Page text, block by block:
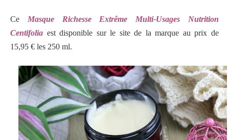
Ce Masque Richesse Extrême Multi-Usages Nutrition
Centifolia est disponible sur le site de la marque au prix de
15,95 € les 250 ml.